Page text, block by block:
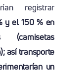
registrar
y el 150 % en
(camisetas
así transporte
un